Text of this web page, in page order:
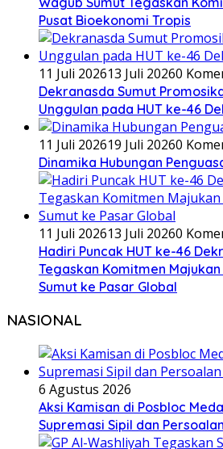
Pusat Bioekonomi Tropis
11 Juli 202613 Juli 20260
Dekranasda Sumut
Unggulan pada HUT ke-46
11 Juli 202619 Juli 20260
Dinamika Hubungan
11 Juli 202613 Juli 20260
Hadiri Puncak HUT ke-46
Tegaskan Komitmen
Sumut ke Pasar Global
NASIONAL
6 Agustus 2026
Aksi Kamisan di Posbloc
Supremasi Sipil dan